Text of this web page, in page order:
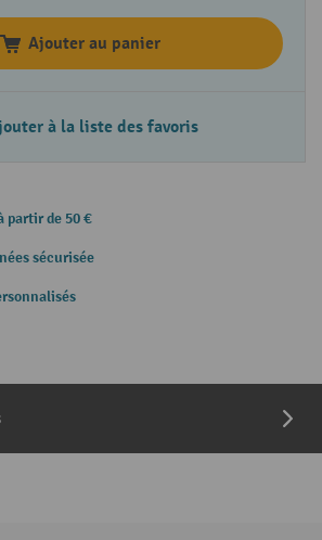
Ajouter au panier
à la liste des favoris
partir de 50 €
sécurisée